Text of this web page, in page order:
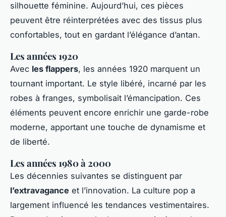
silhouette féminine. Aujourd’hui, ces pièces
peuvent être réinterprétées avec des tissus plus
confortables, tout en gardant l’élégance d’antan.
Les années 1920
Avec les flappers, les années 1920 marquent un
tournant important. Le style libéré, incarné par les
robes à franges, symbolisait l’émancipation. Ces
éléments peuvent encore enrichir une garde-robe
moderne, apportant une touche de dynamisme et
de liberté.
Les années 1980 à 2000
Les décennies suivantes se distinguent par
l’extravagance et l’innovation. La culture pop a
largement influencé les tendances vestimentaires.